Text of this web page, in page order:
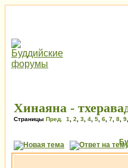
Хинаяна -
Страницы Пред. 1 2 3 4 5 6 7 8 9